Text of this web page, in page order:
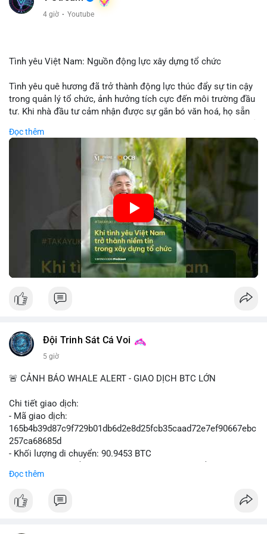
4 giờ · Youtube
Tình yêu Việt Nam: Nguồn động lực xây dựng tổ chức
Tình yêu quê hương đã trở thành động lực thúc đẩy sự tin cậy
trong quản lý tổ chức, ảnh hưởng tích cực đến môi trường đầu
tư. Khi nhà đầu tư cảm nhận được sự gắn bó văn hoá, họ sẵn
các công ty blockchain và tiền mã hoá. Sự tăng cường niềm
tin này giúp giảm rủi ro thị trường, cải thiện chi phí vốn và thúc
đẩy sự phát triển bền vững của ngành công nghệ tài chính. Các
nhà quản lý cần khai thác tinh thần này để xây dựng chiến lược
phát triển bền vững và thu hút vốn đầu tư.
🎥 Xem video trực tiếp tại:
Nguồn: VIETSUCCESS
Đọc thêm
Đội Trinh Sát Cá Voi
5 giờ
🚨 CẢNH BÁO WHALE ALERT - GIAO DỊCH BTC LỚN
Chi tiết giao dịch:
- Mã giao dịch:
165b4b39d87c9f729b01db6d2e8d25fcb35caad72e7ef90667ebc
257ca68685d
- Khối lượng di chuyển: 90.9453 BTC
USD)
Đọc thêm